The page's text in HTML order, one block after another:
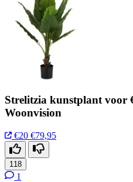
Strelitzia kunstplant voor
Woonvision
€20 €79,95
118
1